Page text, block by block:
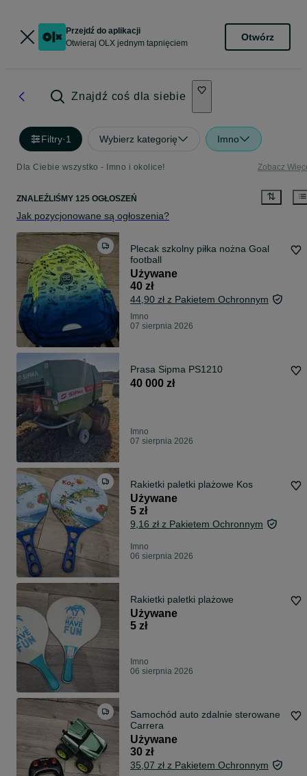
Przejdź do aplikacji
Otwieraj OLX jednym tapnięciem
Otwórz
Znajdź coś dla siebie
Filtry·1 Wybierz kategorię Imno
Dla Ciebie wszystko - Imno i okolice! Zobacz
ZNALEŹLIŚMY 125 OGŁOSZEŃ
Jak pozycjonowane są ogłoszenia?
Plecak szkolny piłka nożna Goal
football
Używane
40 zł
44,90 zł z Pakietem Ochronnym
Imno
07 sierpnia 2026
Prasa Sipma PS1210
40 000 zł
Imno
07 sierpnia 2026
Rakietki paletki plażowe Kos
Używane
5 zł
9,16 zł z Pakietem Ochronnym
Imno
06 sierpnia 2026
Rakietki paletki plażowe
Używane
5 zł
Imno
06 sierpnia 2026
Samochód auto zdalnie sterowane
Carrera
Używane
30 zł
35,07 zł z Pakietem Ochronnym